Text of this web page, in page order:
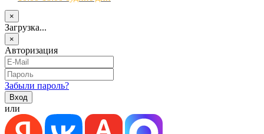
×
Загрузка...
×
Авторизация
Забыли пароль?
или